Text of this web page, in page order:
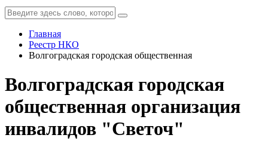
Главная
Реестр НКО
Волгоградская городская общественная
Волгоградская городская
общественная организация
инвалидов "Светоч"